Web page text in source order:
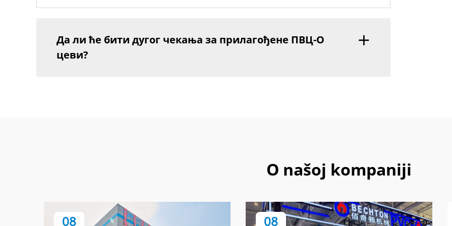
Да ли ће бити дугог чекања за прилагођене ПВЦ-О
цеви?
O našoj kompaniji
08 08